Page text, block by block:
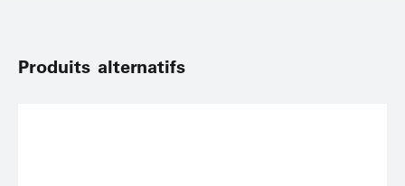
Produits alternatifs